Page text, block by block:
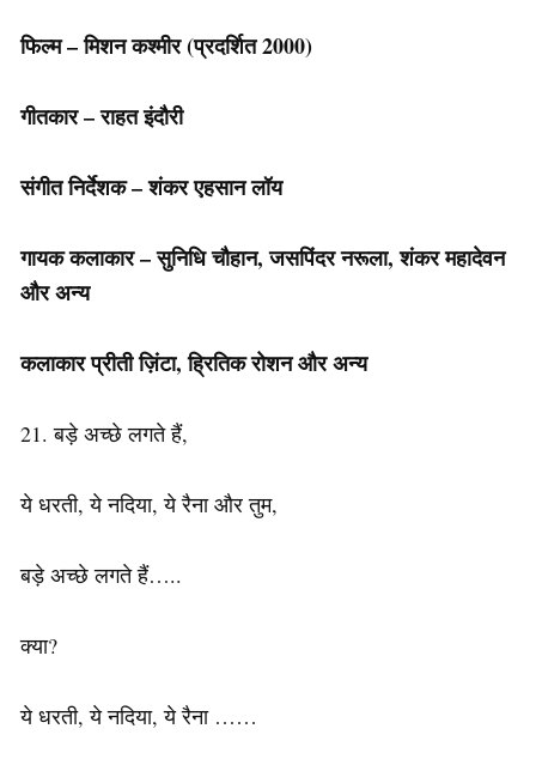
फिल्म–मिशनकश्मीर(प्रदर्शित 2000)
गीतकार –राहत इंदौरी
संगीत निर्देशक – शंकर एहसान लॉय
गायक कलाकार – सुनिधि चौहान,जसपिंदर नरूला, शंकर महादेवन
और अन्य
कलाकार प्रीती ज़िंटा, ह्रितिक रोशन और अन्य
21. बड़े अच्छे लगते हैं,
ये धरती, ये नदिया, ये रैना और तुम,
बड़े अच्छे लगते हैं…..
क्या?
ये धरती, ये नदिया, ये रैना ……